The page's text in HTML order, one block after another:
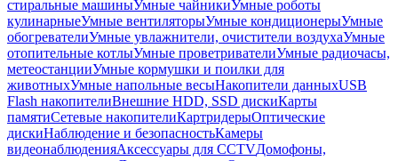
стиральные машиныУмные чайникиУмные роботы
кулинарныеУмные вентиляторыУмные кондиционерыУмные
обогревателиУмные увлажнители, очистители воздухаУмные
отопительные котлыУмные проветривателиУмные радиочасы,
метеостанцииУмные кормушки и поилки для
животныхУмные напольные весыНакопители данныхUSB
Flash накопителиВнешние HDD, SSD дискиКарты
памятиСетевые накопителиКартридерыОптические
дискиНаблюдение и безопасностьКамеры
видеонаблюденияАксессуары для CCTVДомофоны,